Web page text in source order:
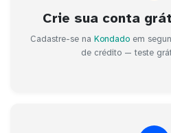
Crie sua conta
Cadastre-se na Kondado em
de crédito — teste